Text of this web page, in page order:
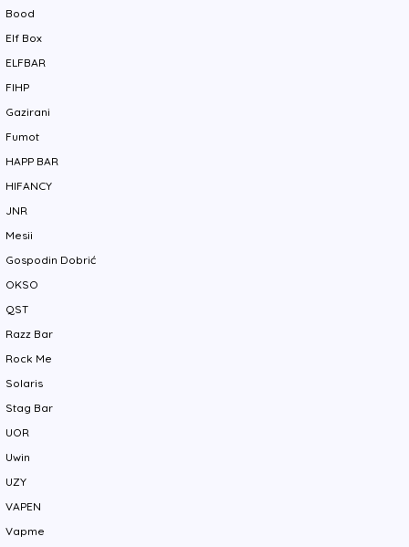
Bood
Elf Box
ELFBAR
FIHP
Gazirani
Fumot
HAPP BAR
HIFANCY
JNR
Mesii
Gospodin Dobrić
OKSO
QST
Razz Bar
Rock Me
Solaris
Stag Bar
UOR
Uwin
UZY
VAPEN
Vapme